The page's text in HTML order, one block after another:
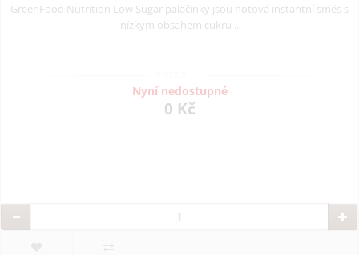
GreenFood Nutrition Low Sugar palačinky jsou hotová instantní směs s
nízkým obsahem cukru ..
Nyní nedostupné
0 Kč